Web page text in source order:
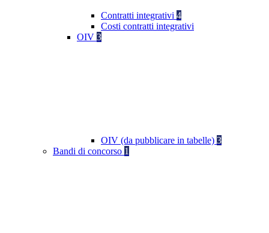
Contratti integrativi 4
Costi contratti integrativi
OIV 3
OIV (da pubblicare in tabelle) 3
Bandi di concorso 1